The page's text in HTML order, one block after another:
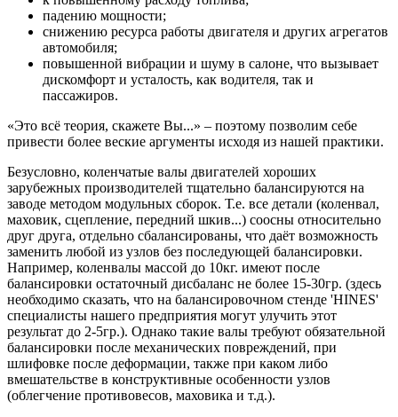
падению мощности;
снижению ресурса работы двигателя и других агрегатов
автомобиля;
повышенной вибрации и шуму в салоне, что вызывает
дискомфорт и усталость, как водителя, так и
пассажиров.
«Это всё теория, скажете Вы...» – поэтому позволим себе
привести более веские аргументы исходя из нашей практики.
Безусловно, коленчатые валы двигателей хороших
зарубежных производителей тщательно балансируются на
заводе методом модульных сборок. Т.е. все детали (коленвал,
маховик, сцепление, передний шкив...) соосны относительно
друг друга, отдельно сбалансированы, что даёт возможность
заменить любой из узлов без последующей балансировки.
Например, коленвалы массой до 10кг. имеют после
балансировки остаточный дисбаланс не более 15-30гр. (здесь
необходимо сказать, что на балансировочном стенде 'HINES'
специалисты нашего предприятия могут улучить этот
результат до 2-5гр.). Однако такие валы требуют обязательной
балансировки после механических повреждений, при
шлифовке после деформации, также при каком либо
вмешательстве в конструктивные особенности узлов
(облегчение противовесов, маховика и т.д.).